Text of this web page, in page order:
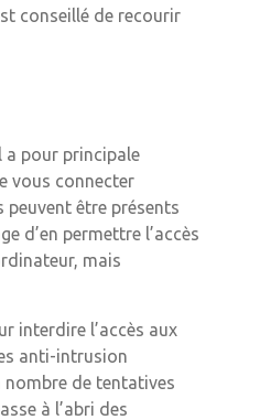
conseillé de recourir
a pour principale
vous connecter
peuvent être présents
d’en permettre l’accès
mais
interdire l’accès aux
anti-intrusion
nombre de tentatives
à l’abri des